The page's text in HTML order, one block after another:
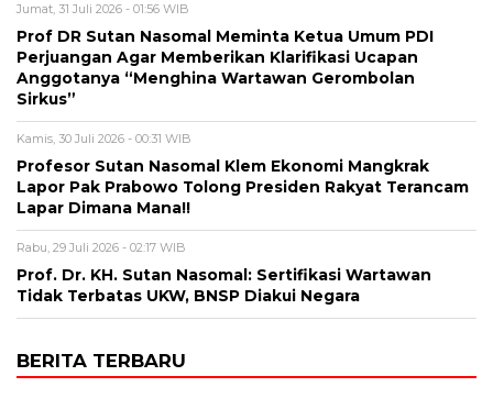
Jumat, 31 Juli 2026 - 01:56 WIB
Prof DR Sutan Nasomal Meminta Ketua Umum PDI
Perjuangan Agar Memberikan Klarifikasi Ucapan
Anggotanya “Menghina Wartawan Gerombolan
Sirkus”
Kamis, 30 Juli 2026 - 00:31 WIB
Profesor Sutan Nasomal Klem Ekonomi Mangkrak
Lapor Pak Prabowo Tolong Presiden Rakyat Terancam
Lapar Dimana Mana!!
Rabu, 29 Juli 2026 - 02:17 WIB
Prof. Dr. KH. Sutan Nasomal: Sertifikasi Wartawan
Tidak Terbatas UKW, BNSP Diakui Negara
BERITA TERBARU